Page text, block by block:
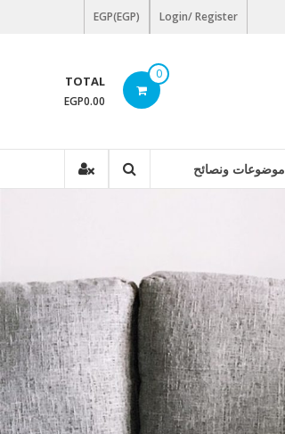
Login/ Register
EGP(EGP)
0
TOTAL
EGP0.00
موضوعات ونصائح